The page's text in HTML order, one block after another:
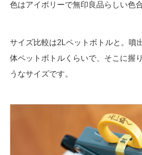
色はアイボリーで無印良品らしい色
サイズ比較は2Lペットボトルと。噴
体ペットボトルくらいで、そこに握
うなサイズです。